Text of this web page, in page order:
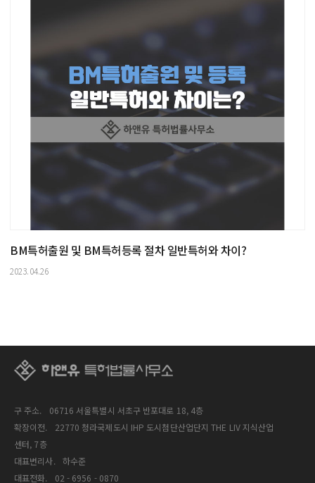
BM특허출원 및 BM특허등록 절차 일반특허와 차이?
2023.04.26
구 주소.
06716 서울특별시 서초구 반포대로 18, 4층
확장이전.
22770 청라국제도시 IHP 도시첨단산업단지 THE LIV 지식산업
센터, 7층
대표변리사.
하수준
대표전화.
02 - 6956 - 0870